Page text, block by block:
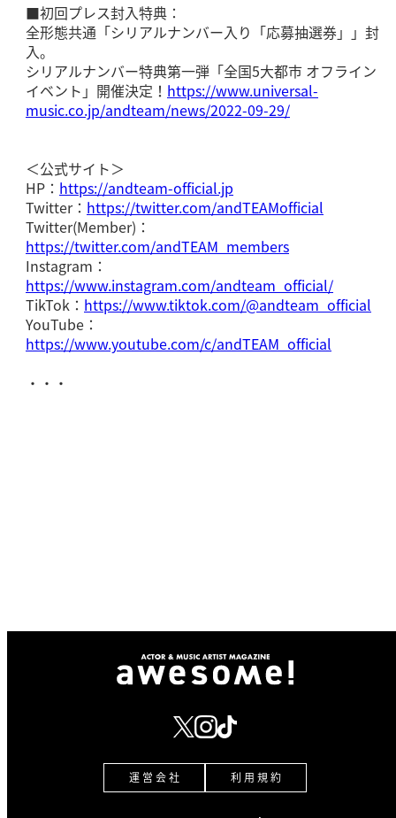
■初回プレス封入特典：
全形態共通「シリアルナンバー入り「応募抽選券」」封
入。
シリアルナンバー特典第一弾「全国5大都市 オフライン
イベント」開催決定！ https://www.universal-
music.co.jp/andteam/news/2022-09-29/
＜公式サイト＞
HP： https://andteam-official.jp
Twitter： https://twitter.com/andTEAMofficial
Twitter(Member)：
https://twitter.com/andTEAM_members
Instagram：
https://www.instagram.com/andteam_official/
TikTok： https://www.tiktok.com/@andteam_official
YouTube：
https://www.youtube.com/c/andTEAM_official
・・・
運 営 会 社 利 用 規 約